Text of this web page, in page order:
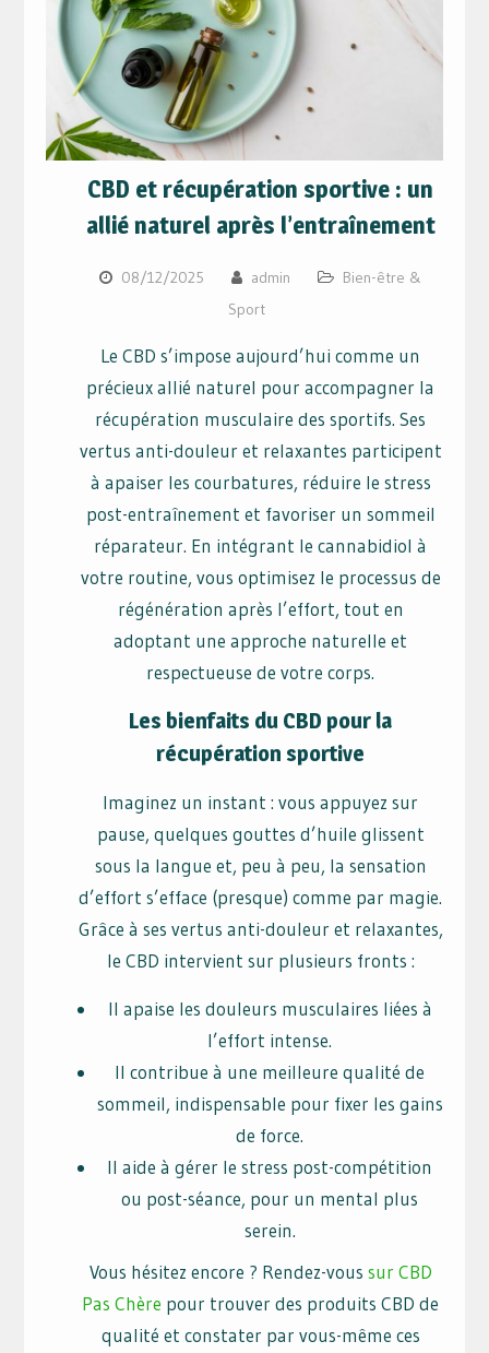
CBD et récupération sportive : un
allié naturel après l’entraînement
08/12/2025 admin
Bien-être &
Sport
Le CBD s’impose aujourd’hui comme un
précieux allié naturel pour accompagner la
récupération musculaire des sportifs. Ses
vertus anti-douleur et relaxantes participent
à apaiser les courbatures, réduire le stress
post-entraînement et favoriser un sommeil
réparateur. En intégrant le cannabidiol à
votre routine, vous optimisez le processus de
régénération après l’effort, tout en
adoptant une approche naturelle et
respectueuse de votre corps.
Les bienfaits du CBD pour la
récupération sportive
Imaginez un instant : vous appuyez sur
pause, quelques gouttes d’huile glissent
sous la langue et, peu à peu, la sensation
d’effort s’efface (presque) comme par magie.
Grâce à ses vertus anti-douleur et relaxantes,
le CBD intervient sur plusieurs fronts :
Il apaise les douleurs musculaires liées à
l’effort intense.
Il contribue à une meilleure qualité de
sommeil, indispensable pour fixer les gains
de force.
Il aide à gérer le stress post-compétition
ou post-séance, pour un mental plus
serein.
Vous hésitez encore ? Rendez-vous sur CBD
Pas Chère pour trouver des produits CBD de
qualité et constater par vous-même ces